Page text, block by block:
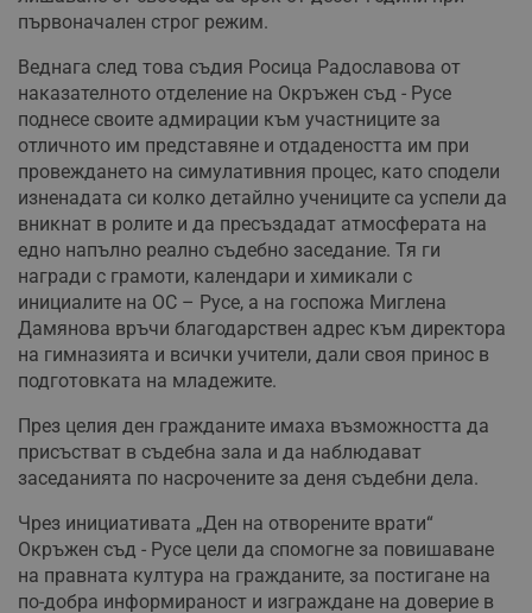
първоначален строг режим.
Веднага след това съдия Росица Радославова от
наказателното отделение на Окръжен съд - Русе
поднесе своите адмирации към участниците за
отличното им представяне и отдадеността им при
провеждането на симулативния процес, като сподели
изненадата си колко детайлно учениците са успели да
вникнат в ролите и да пресъздадат атмосферата на
едно напълно реално съдебно заседание. Тя ги
награди с грамоти, календари и химикали с
инициалите на ОС – Русе, а на госпожа Миглена
Дамянова връчи благодарствен адрес към директора
на гимназията и всички учители, дали своя принос в
подготовката на младежите.
През целия ден гражданите имаха възможността да
присъстват в съдебна зала и да наблюдават
заседанията по насрочените за деня съдебни дела.
Чрез инициативата „Ден на отворените врати“
Окръжен съд - Русе цели да спомогне за повишаване
на правната култура на гражданите, за постигане на
по-добра информираност и изграждане на доверие в